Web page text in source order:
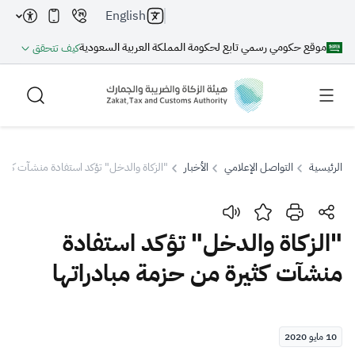
موقع حكومي رسمي تابع لحكومة المملكة العربية السعوديةكيف تتحقق
English
بحث
بحث بحث AI
اقتراحات
الرئيسية التواصل الإعلامي الأخبار "الزكاة والدخل" تؤكد استفادة منشآت
"الزكاة والدخل" تؤكد استفادة
منشآت كثيرة من حزمة مبادراتها
10 مايو 2020